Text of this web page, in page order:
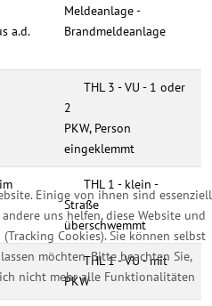
a.d.
Meldeanlage -
Brandmeldeanlage
THL 3 - VU - 1 oder
2
PKW, Person
eingeklemmt
THL 1 - klein -
Straße
überschwemmt
THL 1 - VU - mit
PKW
Einige von ihnen sind essenziell
uns helfen, diese Website und
Cookies). Sie können selbst
möchten. Bitte beachten Sie,
nicht mehr alle Funktionalitäten